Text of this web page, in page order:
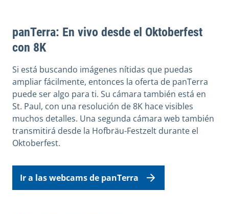
panTerra: En vivo desde el Oktoberfest
con 8K
Si está buscando imágenes nítidas que puedas
ampliar fácilmente, entonces la oferta de panTerra
puede ser algo para ti. Su cámara también está en
St. Paul, con una resolución de 8K hace visibles
muchos detalles. Una segunda cámara web también
transmitirá desde la Hofbräu-Festzelt durante el
Oktoberfest.
Ir a las webcams de panTerra